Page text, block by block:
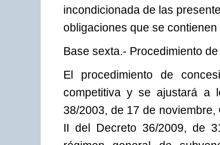
incondicionada de las
obligaciones que se
Base sexta.- Procedimiento
El procedimiento de
competitiva y se ajustará a
38/2003, de 17 de
II del Decreto 36/2009, de